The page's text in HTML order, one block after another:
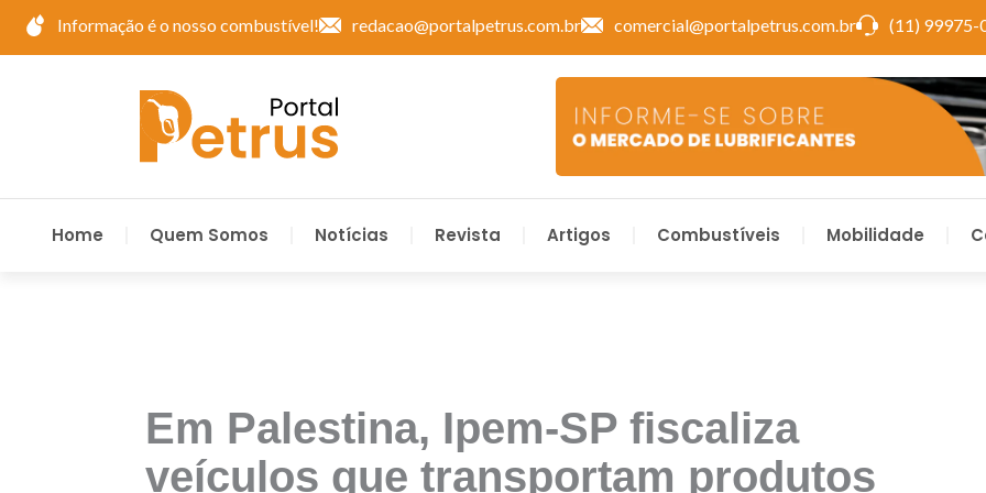
para
Informação é o nosso combustível! redacao@portalpetrus.com.br comercial@portalpetrus.com.br (11) 99975-
Home Quem Somos Notícias Revista Artigos Combustíveis Mobilidade
Em Palestina, Ipem-SP fiscaliza
veículos que transportam produtos